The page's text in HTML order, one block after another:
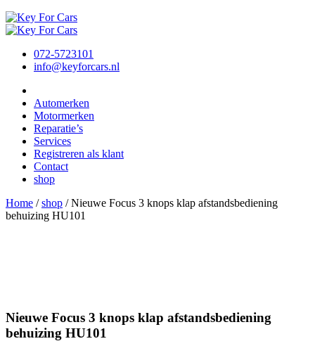
072-5723101
info@keyforcars.nl
Automerken
Motormerken
Reparatie’s
Services
Registreren als klant
Contact
shop
Home /shop /Nieuwe Focus 3 knops klap afstandsbediening
behuizing HU101
Nieuwe Focus 3 knops klap afstandsbediening
behuizing HU101